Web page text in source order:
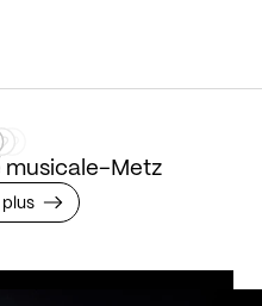
Metz
plus